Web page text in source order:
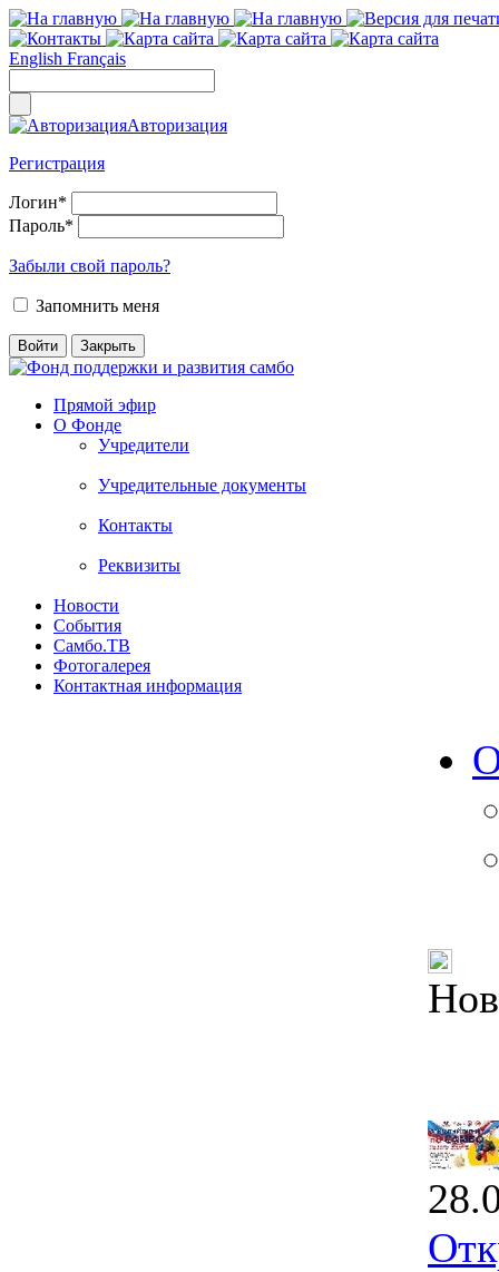
English Français
Авторизация
Регистрация
Логин*
Пароль*
Забыли свой пароль?
Запомнить меня
Прямой эфир
О Фонде
Учредители
Учредительные документы
Контакты
Реквизиты
Новости
События
Самбо.ТВ
Фотогалерея
Контактная информация